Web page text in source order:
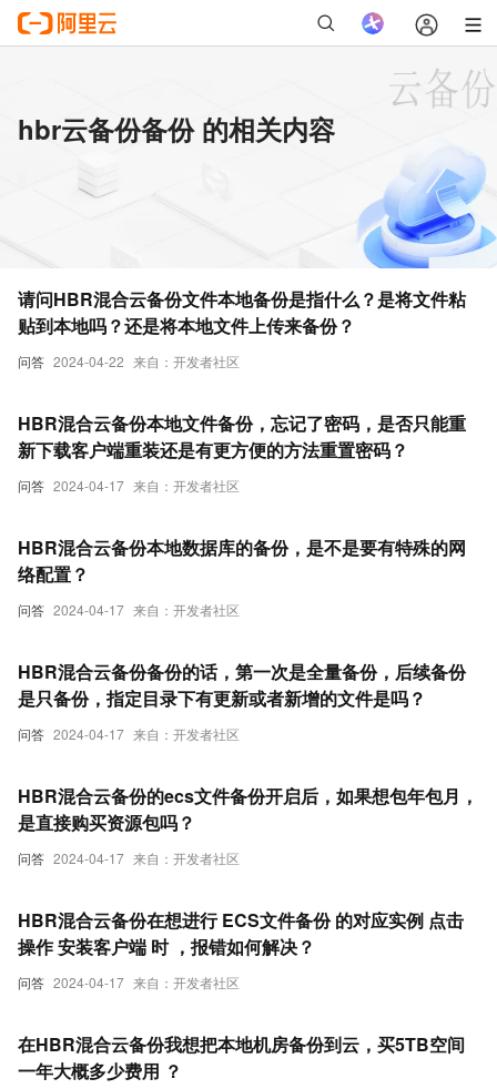
hbr云备份备份 的相关内容
问答 2024-04-22 来自：开发者社区
请问HBR混合云备份文件本地备份是指什么？是将文件粘
贴到本地吗？还是将本地文件上传来备份？
问答 2024-04-17 来自：开发者社区
HBR混合云备份本地文件备份，忘记了密码，是否只能重
新下载客户端重装还是有更方便的方法重置密码？
问答 2024-04-17 来自：开发者社区
HBR混合云备份本地数据库的备份，是不是要有特殊的网
络配置？
问答 2024-04-17 来自：开发者社区
HBR混合云备份备份的话，第一次是全量备份，后续备份
是只备份，指定目录下有更新或者新增的文件是吗？
问答 2024-04-17 来自：开发者社区
HBR混合云备份的ecs文件备份开启后，如果想包年包月，
是直接购买资源包吗？
问答 2024-04-17 来自：开发者社区
HBR混合云备份在想进行 ECS文件备份 的对应实例 点击
操作 安装客户端 时 ，报错如何解决？
在HBR混合云备份我想把本地机房备份到云，买5TB空间
一年大概多少费用 ？